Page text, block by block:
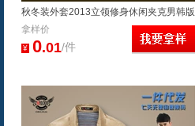
秋冬装外套2013立领修身休闲夹克男韩版
男装立领夹克衫潮流外衣男
拿样价
¥ 0.01/件